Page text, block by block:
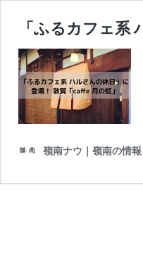
「ふるカフェ系
嶺南ナウ｜嶺南の情